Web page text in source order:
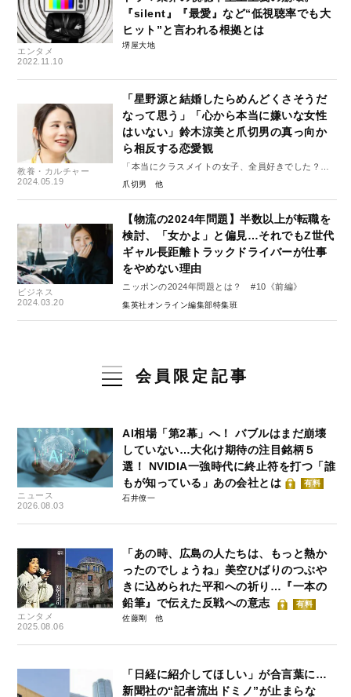
エンタメ
2022.11.10
『silent』『最愛』など“低視聴率でも大
ヒット”と言われる根拠とは
堺屋大地
教養・カルチャー
2024.05.19
「星野源と結婚したらめんどくさそうだ
なって思う」「心から本当に嫌いな女性
はいない」鈴木涼美と爪切男の真っ向か
ら相反する恋愛観
「本当にクラスメイトの女子、全員好きでした？」
鈴木涼美×爪切男〈対談・前編〉
爪切男
ビジネス
2024.03.20
【物流の2024年問題】半数以上が転職を
検討、「女かよ」と偏見…それでもZ世代
ギャル長距離トラックドライバーが仕事
をやめない理由
ニッポンの2024年問題とは？ #10《前編》
集英社オンライン編集部特集班
会員限定記事
ニュース
2026.08.03
AI相場「第2幕」へ！ バブルはまだ崩壊
していない…大化け期待の注目銘柄５
選！ NVIDIA一強時代に終止符を打つ「誰
もが知っている」あの会社とは
有料
石井僚一
エンタメ
2025.08.06
「あの時、広島の人たちは、もっと熱か
ったのでしょうね」美空ひばりのつぶや
きに込められた平和への祈り…『一本の
鉛筆』で伝えた反戦への意志
有料
佐藤剛
「日経に紹介してほしい」が合言葉に…
新聞社の“記者流出ドミノ”が止まらな